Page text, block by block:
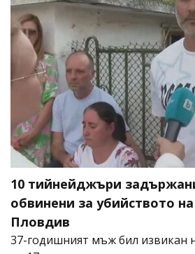
10 тийнейджъри
обвинени за убийството
Пловдив
37-годишният мъж бил извикан